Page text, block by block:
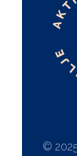
©